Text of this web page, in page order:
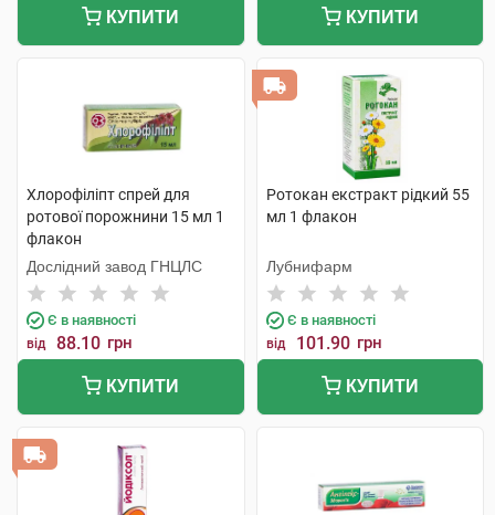
КУПИТИ КУПИТИ
Хлорофіліпт спрей для
ротової порожнини 15 мл 1
флакон
Дослідний завод ГНЦЛС
Є в наявності
від 88.10 грн
КУПИТИ
Ротокан екстракт рідкий 55
мл 1 флакон
Лубнифарм
Є в наявності
від 101.90 грн
КУПИТИ